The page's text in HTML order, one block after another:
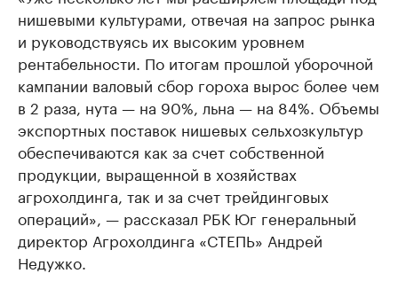
нишевыми культурами, отвечая на запрос рынка
и руководствуясь их высоким уровнем
рентабельности. По итогам прошлой уборочной
кампании валовый сбор гороха вырос более чем
в 2 раза, нута — на 90%, льна — на 84%. Объемы
экспортных поставок нишевых сельхозкультур
обеспечиваются как за счет собственной
продукции, выращенной в хозяйствах
агрохолдинга, так и за счет трейдинговых
операций», — рассказал РБК Юг генеральный
директор Агрохолдинга «СТЕПЬ» Андрей
Недужко.